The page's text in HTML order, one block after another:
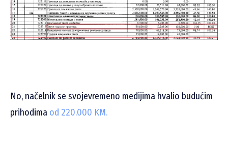
No, načelnik se svojevremeno medijima hvalio budućim
prihodima od 220.000 KM.